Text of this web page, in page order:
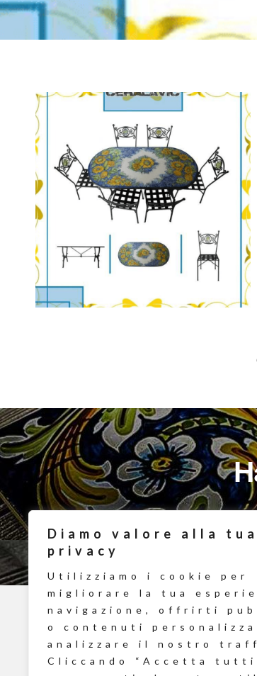
Diamo valore alla tua
privacy
Utilizziamo i cookie per
migliorare la tua
navigazione, offrirti
o contenuti
analizzare il nostro
Cliccando “Accetta